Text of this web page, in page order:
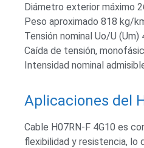
Diámetro exterior máximo
Peso aproximado 818 kg/
Tensión nominal Uo/U
Caída de tensión,
Intensidad nominal
Aplicaciones del
Cable H07RN-F 4G10 es
flexibilidad y resistencia, lo